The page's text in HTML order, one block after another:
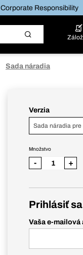
Corporate Responsibility
Sada náradia
Verzia
Sada náradia
Množstvo
- +
Prihlásiť
Vaša e-mailová